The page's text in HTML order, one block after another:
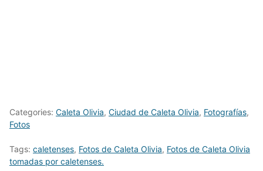
Categories: Caleta Olivia, Ciudad de Caleta Olivia, Fotografías,
Fotos
Tags: caletenses, Fotos de Caleta Olivia, Fotos de Caleta Olivia
tomadas por caletenses.